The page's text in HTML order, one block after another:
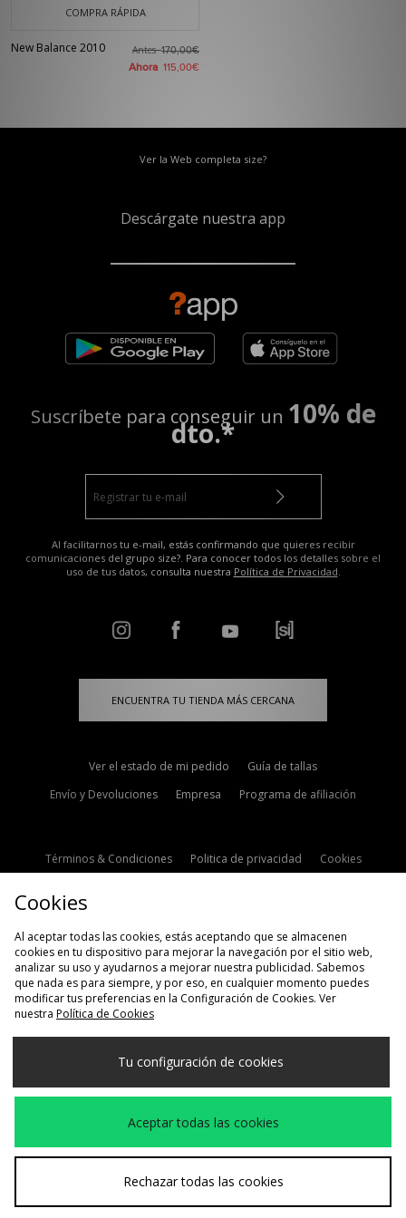
COMPRA RÁPIDA
New Balance 2010 Antes170,00€
Ahora 115,00€
Ver la Web completa size?
Descárgate nuestra app
Suscríbete para conseguir un 10% de
dto.*
Al facilitarnos tu e-mail, estás confirmando que quieres recibir
comunicaciones del grupo size?. Para conocer todos los detalles sobre el
uso de tus datos, consulta nuestra Política de Privacidad.
ENCUENTRA TU TIENDA MÁS CERCANA
Ver el estado de mi pedido
Guía de tallas
Envío y Devoluciones
Empresa Programa de afiliación
Términos & Condiciones Politica de privacidad
Cookies
Selecciona País
España
Aceptamos las siguientes formas de pago
Visita nuestra página corporativa en www.jdplc.com
Cookies
Al aceptar todas las cookies, estás aceptando que se almacenen
cookies en tu dispositivo para mejorar la navegación por el sitio web,
analizar su uso y ayudarnos a mejorar nuestra publicidad. Sabemos
que nada es para siempre, y por eso, en cualquier momento puedes
modificar tus preferencias en la Configuración de Cookies. Ver
nuestra Política de Cookies
Tu configuración de cookies
Aceptar todas las cookies
Rechazar todas las cookies